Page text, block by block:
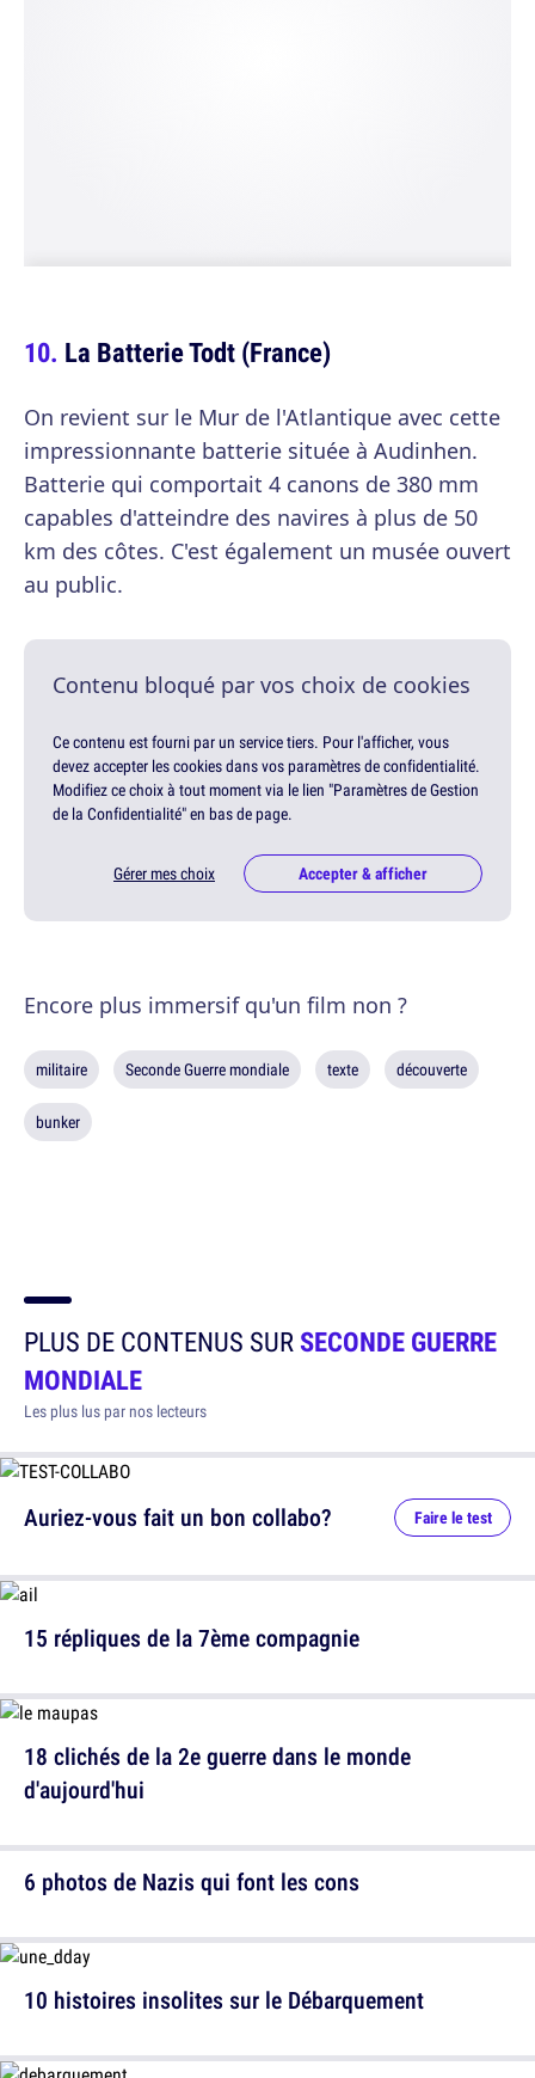
La Batterie Todt (France)
On revient sur le Mur de l'Atlantique avec cette
impressionnante batterie située à Audinhen.
Batterie qui comportait 4 canons de 380 mm
capables d'atteindre des navires à plus de 50
km des côtes. C'est également un musée ouvert
au public.
Contenu bloqué par vos choix de cookies
Ce contenu est fourni par un service tiers. Pour l'afficher, vous
devez accepter les cookies dans vos paramètres de confidentialité.
Modifiez ce choix à tout moment via le lien "Paramètres de Gestion
de la Confidentialité" en bas de page.
Gérer mes choix Accepter & afficher
Encore plus immersif qu'un film non ?
militaire Seconde Guerre mondiale texte découverte
bunker
PLUS DE CONTENUS SURSECONDE GUERRE
MONDIALE
Les plus lus par nos lecteurs
Auriez-vous fait un bon collabo? Faire le test
18 clichés de la 2e guerre dans le monde
d'aujourd'hui
10 histoires insolites sur le Débarquement
15 répliques de la 7ème compagnie
6 photos de Nazis qui font les cons